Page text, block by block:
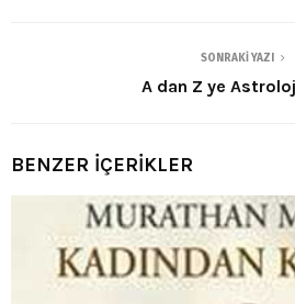
SONRAKI YAZI
A dan Z ye
BENZER İÇERİKLER